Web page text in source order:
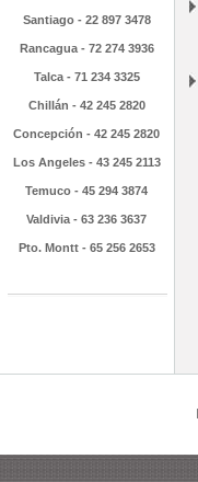
Santiago - 22 897 3478
Rancagua - 72 274 3936
Talca - 71 234 3325
Chillán - 42 245 2820
Concepción - 42 245 2820
Los Angeles - 43 245 2113
Temuco - 45 294 3874
Valdivia - 63 236 3637
Pto. Montt - 65 256 2653